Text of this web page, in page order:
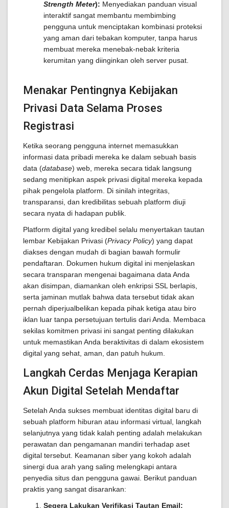
Strength Meter): Menyediakan panduan visual
interaktif sangat membantu membimbing
pengguna untuk menciptakan kombinasi proteksi
yang aman dari tebakan komputer, tanpa harus
membuat mereka menebak-nebak kriteria
kerumitan yang diinginkan oleh server pusat.
Menakar Pentingnya Kebijakan
Privasi Data Selama Proses
Registrasi
Ketika seorang pengguna internet memasukkan
informasi data pribadi mereka ke dalam sebuah basis
data (database) web, mereka secara tidak langsung
sedang menitipkan aspek privasi digital mereka kepada
pihak pengelola platform. Di sinilah integritas,
transparansi, dan kredibilitas sebuah platform diuji
secara nyata di hadapan publik.
Platform digital yang kredibel selalu menyertakan tautan
lembar Kebijakan Privasi (Privacy Policy) yang dapat
diakses dengan mudah di bagian bawah formulir
pendaftaran. Dokumen hukum digital ini menjelaskan
secara transparan mengenai bagaimana data Anda
akan disimpan, diamankan oleh enkripsi SSL berlapis,
serta jaminan mutlak bahwa data tersebut tidak akan
pernah diperjualbelikan kepada pihak ketiga atau biro
iklan luar tanpa persetujuan tertulis dari Anda. Membaca
sekilas komitmen privasi ini sangat penting dilakukan
untuk memastikan Anda beraktivitas di dalam ekosistem
digital yang sehat, aman, dan patuh hukum.
Langkah Cerdas Menjaga Kerapian
Akun Digital Setelah Mendaftar
Setelah Anda sukses membuat identitas digital baru di
sebuah platform hiburan atau informasi virtual, langkah
selanjutnya yang tidak kalah penting adalah melakukan
perawatan dan pengamanan mandiri terhadap aset
digital tersebut. Keamanan siber yang kokoh adalah
sinergi dua arah yang saling melengkapi antara
penyedia situs dan pengguna gawai. Berikut panduan
praktis yang sangat disarankan:
Segera Lakukan Verifikasi Tautan Email: